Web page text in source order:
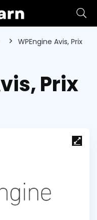
WPEngine Avis, Prix
Prix